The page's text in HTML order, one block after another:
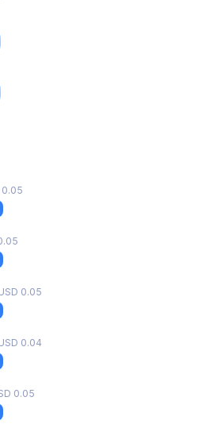
0.05
0.05
0.04
0.05